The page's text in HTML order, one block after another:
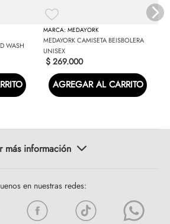
WASH
MEDAYORK
MEDAYORK CAMISETA BEISBOLERA
UNISEX
$ 269.000
AGREGAR AL CARRITO
en nuestras redes: